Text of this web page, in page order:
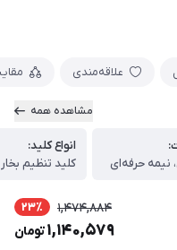
علاقه‌مندی
مشاهده همه
نیمه حرفه‌ای
انواع کلید:
کلید تنظیم بخار
1,474,884 23٪
1,140,579تومان